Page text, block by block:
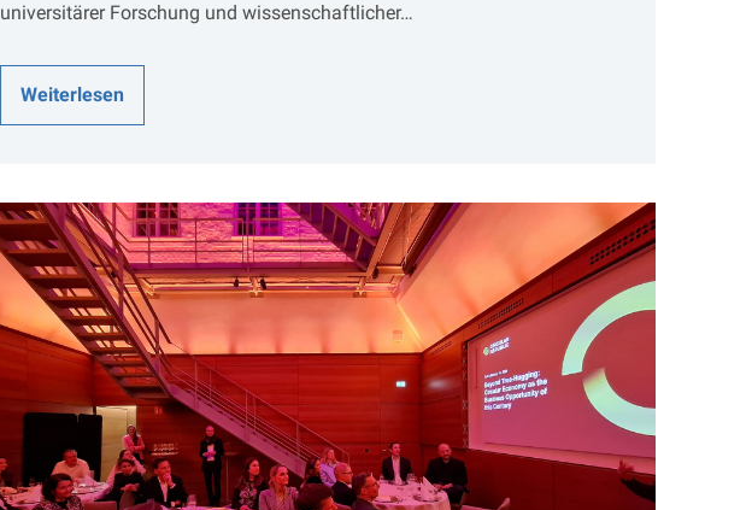
universitärer Forschung und wissenschaftlicher…
Weiterlesen